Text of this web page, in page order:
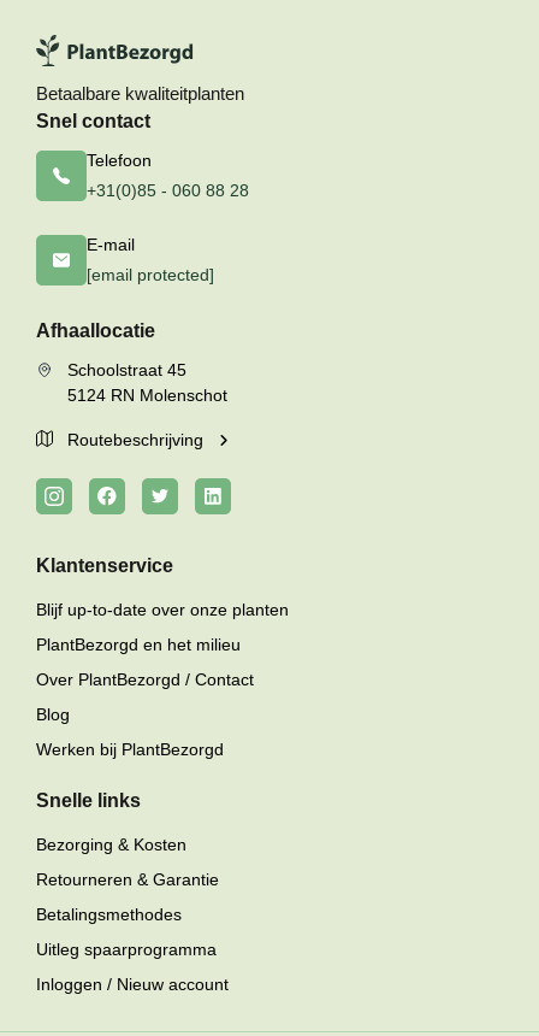
Betaalbare kwaliteitplanten
Snel contact
Telefoon
+31(0)85 - 060 88 28
E-mail
[email protected]
Afhaallocatie
Schoolstraat 45
5124 RN Molenschot
Routebeschrijving
Klantenservice
Blijf up-to-date over onze planten
PlantBezorgd en het milieu
Over PlantBezorgd / Contact
Blog
Werken bij PlantBezorgd
Snelle links
Bezorging & Kosten
Retourneren & Garantie
Betalingsmethodes
Uitleg spaarprogramma
Inloggen / Nieuw account